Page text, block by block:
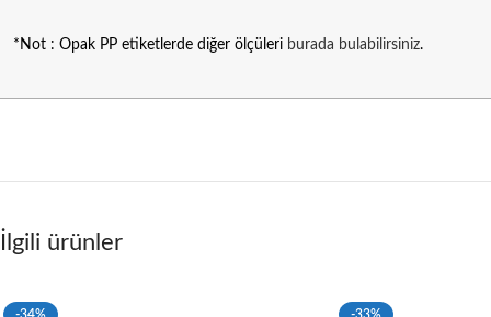
*Not : Opak PP etiketlerde diğer ölçüleri burada bulabilirsiniz.
İlgili ürünler